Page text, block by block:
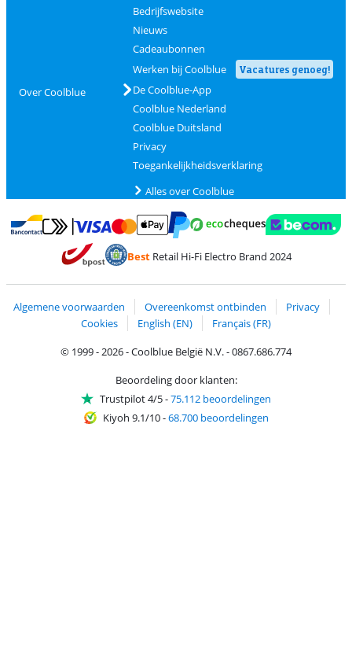
Over Coolblue
Bedrijfswebsite
Nieuws
Cadeaubonnen
Werken bij Coolblue
Vacatures genoeg!
De Coolblue-App
Coolblue Nederland
Coolblue Duitsland
Privacy
Toegankelijkheidsverklaring
Alles over Coolblue
Betalen met Bancontact
Betalen met MasterCard en Visa via ClickToPay
Betalen met PayPal
BestRetail Hi-Fi Electro Brand 2024
Algemene voorwaarden Overeenkomst ontbinden
Privacy
Cookies
English (EN)
Français (FR)
© 1999 - 2026 - Coolblue België N.V. - 0867.686.774
Beoordeling door klanten:
Trustpilot 4/5-75.112 beoordelingen
Kiyoh 9.1/10-68.700 beoordelingen